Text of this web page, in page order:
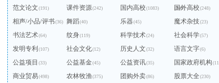
(240)
范文论文(191) 课件资源(242) 国内高校(1083) 国外高校(248)
相声/小品/评书(36) 舞蹈(40) 乐器(45) 魔术杂技(23)
书法艺术(64) 纹身(119) 科学技术(24) 社会科学(57)
发明专利 (107) 社会文化(12) 历史人文(32) 语言文字(6)
公益项目 (33) 公益基金(45) 公益资讯(35) 国家政府机构
商业贸易(498) 农林牧渔(375) 团购外卖(86) 股票大全(230)